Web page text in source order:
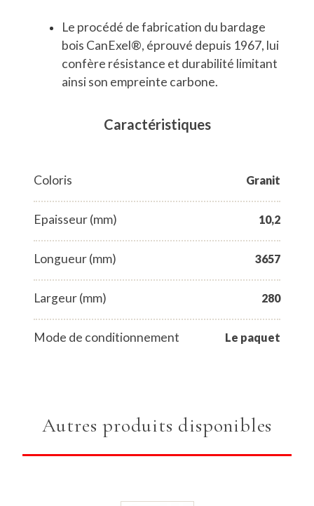
Le procédé de fabrication du bardage
bois CanExel®, éprouvé depuis 1967, lui
confère résistance et durabilité limitant
ainsi son empreinte carbone.
Caractéristiques
Coloris Granit
Epaisseur (mm) 10,2
Longueur (mm) 3657
Largeur (mm) 280
Mode de conditionnement Le paquet
Autres produits disponibles